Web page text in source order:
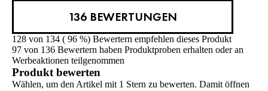
136 BEWERTUNGEN
128 von 134 ( 96 %) Bewertern empfehlen dieses Produkt
97 von 136 Bewertern haben Produktproben erhalten oder an
Werbeaktionen teilgenommen
Produkt bewerten
Wählen, um den Artikel mit 1 Stern zu bewerten. Damit öffnen